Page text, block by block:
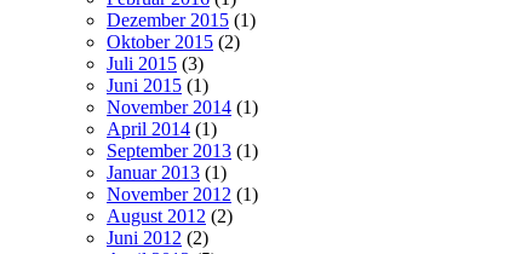
Dezember 2015 (1)
Oktober 2015 (2)
Juli 2015 (3)
Juni 2015 (1)
November 2014 (1)
April 2014 (1)
September 2013 (1)
Januar 2013 (1)
November 2012 (1)
August 2012 (2)
Juni 2012 (2)